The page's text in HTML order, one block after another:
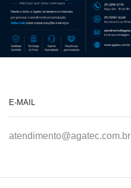
E-MAIL
atendimento@agatec.com.br